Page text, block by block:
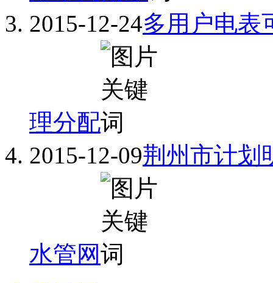
2015-12-24多用户电表
理分配
2015-12-09荆州市计划
水管网